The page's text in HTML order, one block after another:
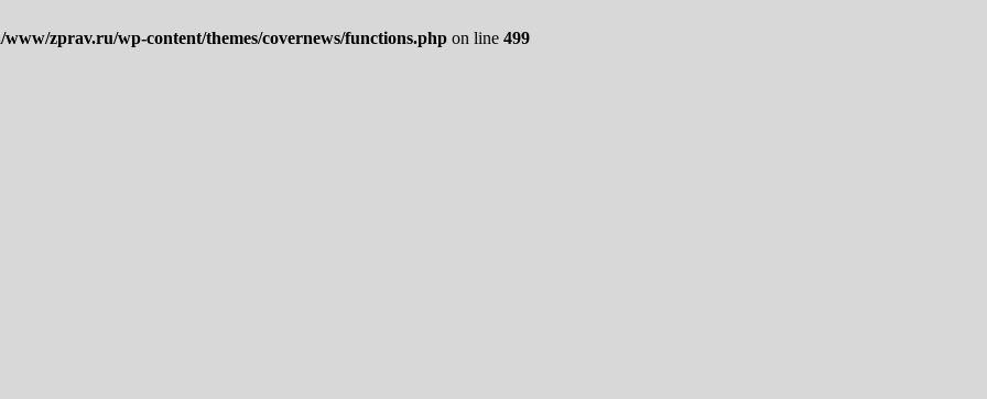
zprav.ru/wp-content/themes/covernews/functions.php on line 499